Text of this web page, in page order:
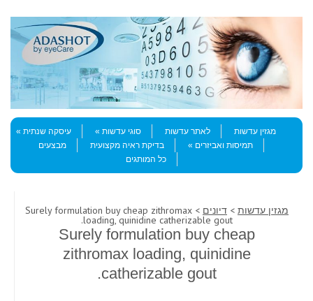
Menu
Skip to content
מגזין עדשות
לאתר עדשות סוגי עדשות
עיסקה שנתית
תמיסות ואביזרים
בדיקת ראיה מקצועית
מבצעים
כל המותגים
מגזין עדשות > דיונים > Surely formulation buy cheap zithromax
loading, quinidine catherizable gout.
Surely formulation buy cheap
zithromax loading, quinidine
catherizable gout.